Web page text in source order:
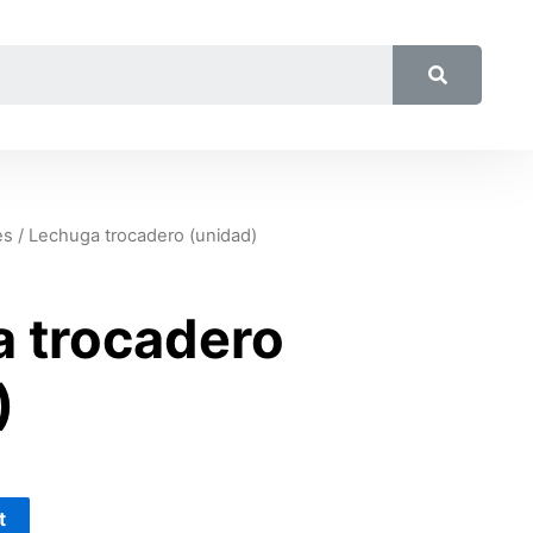
/ Lechuga trocadero (unidad)
trocadero